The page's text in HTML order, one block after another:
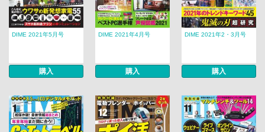
DIME 2021年5月号
購入
DIME 2021年4月号
購入
DIME 2021年2・3月号
購入